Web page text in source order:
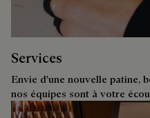
Services
Envie d'une nouvelle patine,
nos équipes sont à votre